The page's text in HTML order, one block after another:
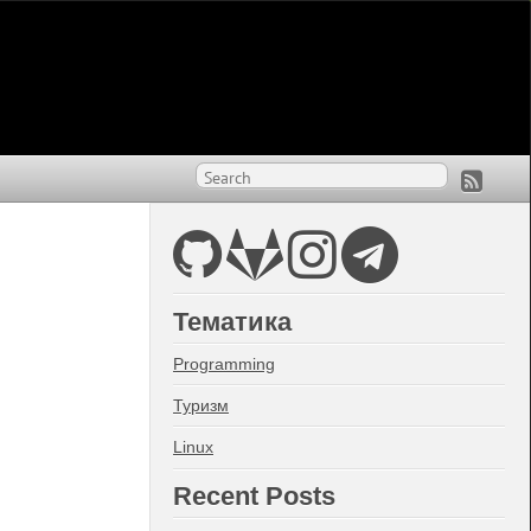
Тематика
Programming
Туризм
Linux
Recent Posts